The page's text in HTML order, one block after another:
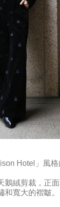
Hotel」風
鵝絨剪裁，正
寬大的褶皺。